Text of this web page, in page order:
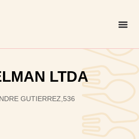
LTDA
GUTIERREZ,536